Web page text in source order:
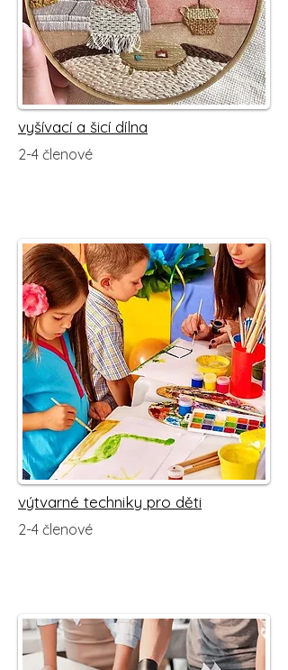
vyšívací a šicí dílna
2-4 členové
výtvarné techniky pro děti
2-4 členové